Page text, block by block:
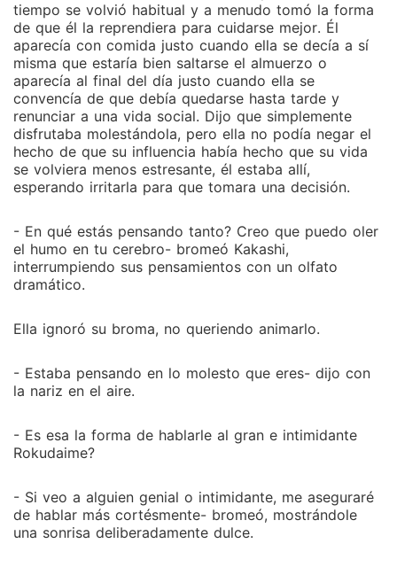
tiempo se volvió habitual y a menudo tomó la forma
de que él la reprendiera para cuidarse mejor. Él
aparecía con comida justo cuando ella se decía a sí
misma que estaría bien saltarse el almuerzo o
aparecía al final del día justo cuando ella se
convencía de que debía quedarse hasta tarde y
renunciar a una vida social. Dijo que simplemente
disfrutaba molestándola, pero ella no podía negar el
hecho de que su influencia había hecho que su vida
se volviera menos estresante, él estaba allí,
esperando irritarla para que tomara una decisión.
- En qué estás pensando tanto? Creo que puedo oler
el humo en tu cerebro- bromeó Kakashi,
interrumpiendo sus pensamientos con un olfato
dramático.
Ella ignoró su broma, no queriendo animarlo.
- Estaba pensando en lo molesto que eres- dijo con
la nariz en el aire.
- Es esa la forma de hablarle al gran e intimidante
Rokudaime?
- Si veo a alguien genial o intimidante, me aseguraré
de hablar más cortésmente- bromeó, mostrándole
una sonrisa deliberadamente dulce.